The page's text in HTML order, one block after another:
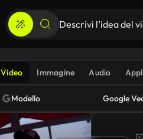
Video Immagine Audio
Modello Google